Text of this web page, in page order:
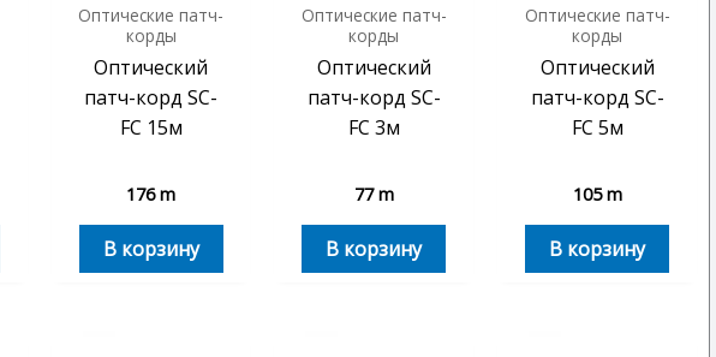
Оптические патч-
корды
Оптический
патч-корд SC-
FC 15м
176m
В корзину
Оптические патч-
корды
Оптический
патч-корд SC-
FC 3м
77m
В корзину
Оптические патч-
корды
Оптический
патч-корд SC-
FC 5м
105m
В корзину